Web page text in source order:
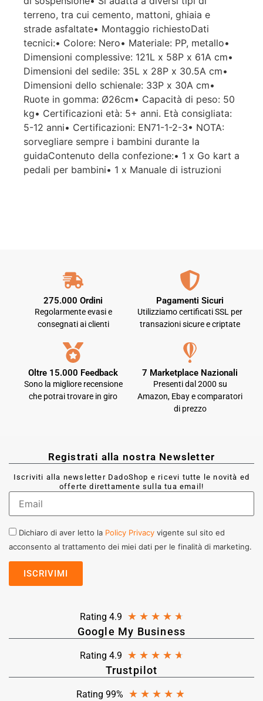
terreno, tra cui cemento, mattoni, ghiaia e
strade asfaltate• Montaggio richiestoDati
tecnici:• Colore: Nero• Materiale: PP, metallo•
Dimensioni complessive: 121L x 58P x 61A cm•
Dimensioni del sedile: 35L x 28P x 30.5A cm•
Dimensioni dello schienale: 33P x 30A cm•
Ruote in gomma: Ø26cm• Capacità di peso: 50
kg• Certificazioni età: 5+ anni. Età consigliata:
5-12 anni• Certificazioni: EN71-1-2-3• NOTA:
sorvegliare sempre i bambini durante la
guidaContenuto della confezione:• 1 x Go kart a
pedali per bambini• 1 x Manuale di istruzioni
275.000 Ordini
Regolarmente evasi e
consegnati ai clienti
Pagamenti Sicuri
Utilizziamo certificati SSL per
transazioni sicure e criptate
Oltre 15.000 Feedback
Sono la migliore recensione
che potrai trovare in giro
7 Marketplace Nazionali
Presenti dal 2000 su
Amazon, Ebay e comparatori
di prezzo
Registrati alla nostra Newsletter
Iscriviti alla newsletter DadoShop e ricevi tutte le novità ed
offerte direttamente sulla tua email!
Dichiaro di aver letto la Policy Privacy vigente sul sito ed
acconsento al trattamento dei miei dati per le finalità di marketing.
Rating 4.9 ★ ★ ★ ★ ★
Google My Business
Rating 4.9 ★ ★ ★ ★ ★
Trustpilot
Rating 99% ★ ★ ★ ★ ★